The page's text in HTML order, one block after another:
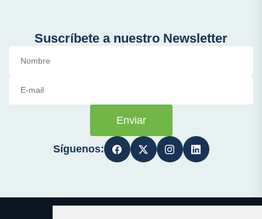
Suscríbete a nuestro Newsletter
Enviar
Síguenos: